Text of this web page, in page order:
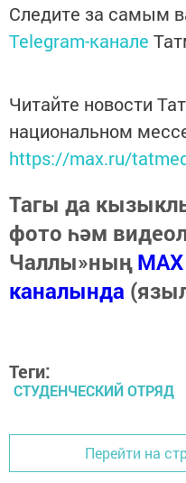
Следите за самым
Telegram-канале
Читайте новости
национальном
https://max.ru/
Тагы да
фото һәм
Чаллы»ныңMAX
каналында
Теги:
СТУДЕНЧЕСКИЙ ОТРЯД
Перейти на